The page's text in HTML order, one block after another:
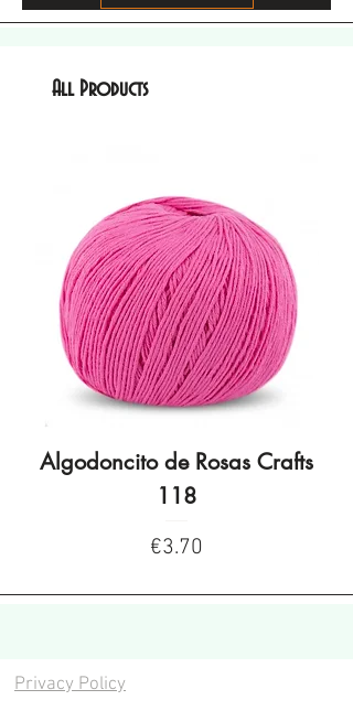
All Products
Algodoncito de Rosas Crafts
118
Price
€3.70
Privacy Policy